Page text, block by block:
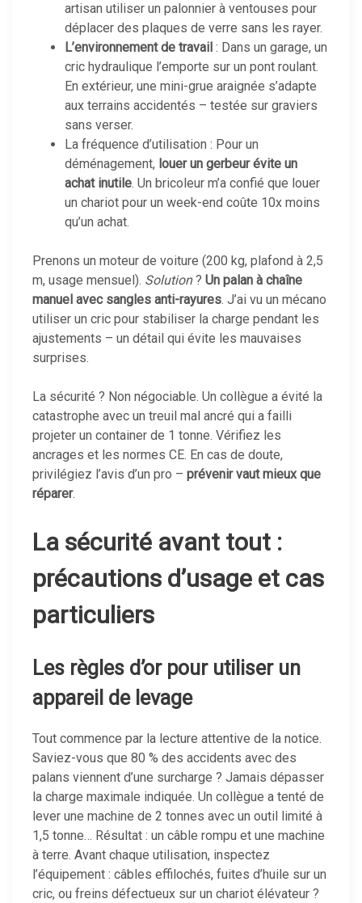
artisan utiliser un palonnier à ventouses pour
déplacer des plaques de verre sans les rayer.
L’environnement de travail : Dans un garage, un
cric hydraulique l’emporte sur un pont roulant.
En extérieur, une mini-grue araignée s’adapte
aux terrains accidentés – testée sur graviers
sans verser.
La fréquence d’utilisation : Pour un
déménagement, louer un gerbeur évite un
achat inutile. Un bricoleur m’a confié que louer
un chariot pour un week-end coûte 10x moins
qu’un achat.
Prenons un moteur de voiture (200 kg, plafond à 2,5
m, usage mensuel). Solution? Un palan à chaîne
manuel avec sangles anti-rayures. J’ai vu un mécano
utiliser un cric pour stabiliser la charge pendant les
ajustements – un détail qui évite les mauvaises
surprises.
La sécurité ? Non négociable. Un collègue a évité la
catastrophe avec un treuil mal ancré qui a failli
projeter un container de 1 tonne. Vérifiez les
ancrages et les normes CE. En cas de doute,
privilégiez l’avis d’un pro – prévenir vaut mieux que
réparer.
La sécurité avant tout :
précautions d’usage et cas
particuliers
Les règles d’or pour utiliser un
appareil de levage
Tout commence par la lecture attentive de la notice.
Saviez-vous que 80 % des accidents avec des
palans viennent d’une surcharge ? Jamais dépasser
la charge maximale indiquée. Un collègue a tenté de
lever une machine de 2 tonnes avec un outil limité à
1,5 tonne… Résultat : un câble rompu et une machine
à terre. Avant chaque utilisation, inspectez
l’équipement : câbles effilochés, fuites d’huile sur un
cric, ou freins défectueux sur un chariot élévateur ?